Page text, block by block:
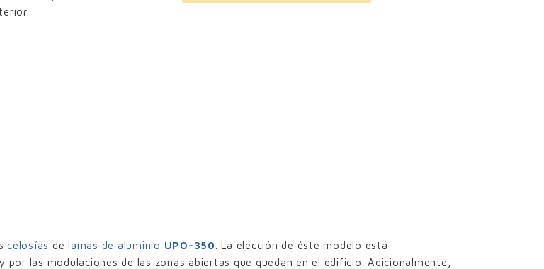
celosías de lamas de aluminio UPO-350 . La elección de éste modelo está
las modulaciones de las zonas abiertas que quedan en el edificio. Adicionalmente,